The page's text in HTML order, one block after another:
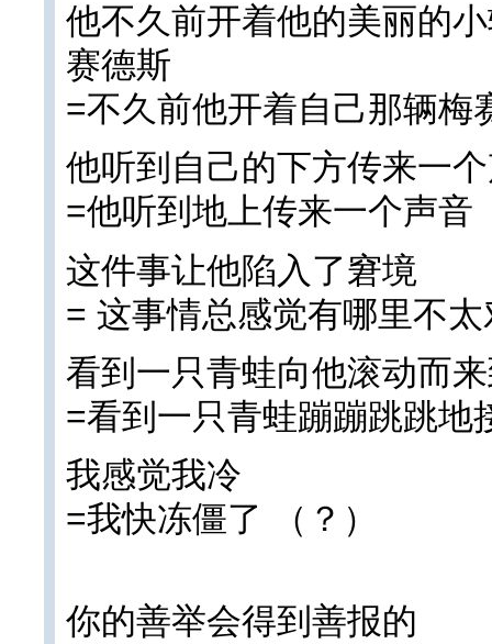
他不久前开着他的美丽的
赛德斯
=不久前他开着自己那辆梅
他听到自己的下方传来一
=他听到地上传来一个声音
这件事让他陷入了窘境
= 这事情总感觉有哪里不
看到一只青蛙向他滚动而
=看到一只青蛙蹦蹦跳跳地
我感觉我冷
=我快冻僵了 （？）
你的善举会得到善报的